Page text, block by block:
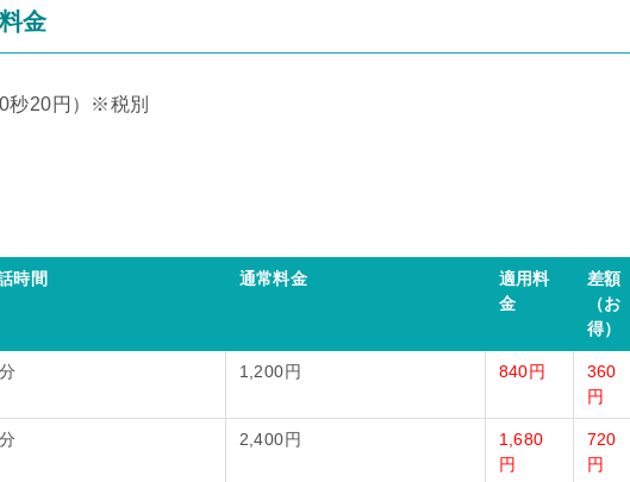
金
秒20円）※税別
時間 通常料金
適用料
金
差額
（お
得）
1,200円 840円
360
円
2,400円
1,680
円
720
円